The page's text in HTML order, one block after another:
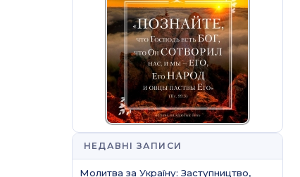
НЕДАВНІ ЗАПИСИ
Молитва за Україну: Заступництво,